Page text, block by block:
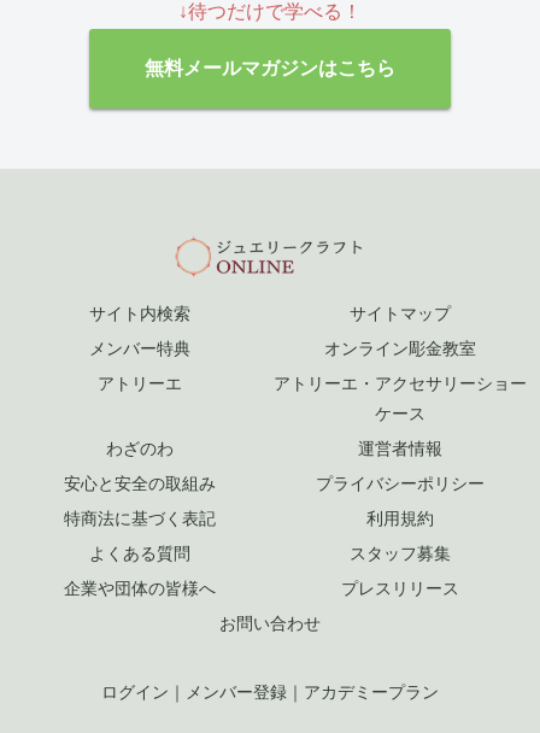
↓待つだけで学べる！
無料メールマガジンはこちら
サイト内検索
サイトマップ
メンバー特典
オンライン彫金教室
アトリーエ
アトリーエ・アクセサリーショー
ケース
わざのわ
運営者情報
安心と安全の取組み
プライバシーポリシー
特商法に基づく表記
利用規約
よくある質問
スタッフ募集
企業や団体の皆様へ
プレスリリース
お問い合わせ
ログイン ｜ メンバー登録 ｜ アカデミープラン